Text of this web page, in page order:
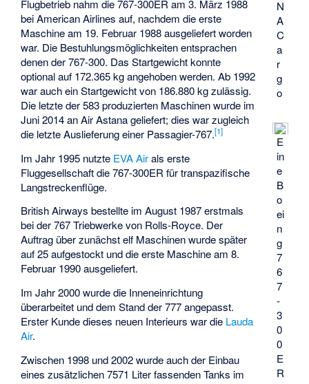
N
A
C
a
r
g
o
E
in
e
B
o
ei
n
g
7
6
7
-
3
0
0
E
R
Flugbetrieb nahm die 767-300ER am 3. März 1988
bei American Airlines auf, nachdem die erste
Maschine am 19. Februar 1988 ausgeliefert worden
war. Die Bestuhlungsmöglichkeiten entsprachen
denen der 767-300. Das Startgewicht konnte
optional auf 172.365 kg angehoben werden. Ab 1992
war auch ein Startgewicht von 186.880 kg zulässig.
Die letzte der 583 produzierten Maschinen wurde im
Juni 2014 an Air Astana geliefert; dies war zugleich
die letzte Auslieferung einer Passagier-767.[1]
Im Jahr 1995 nutzte EVA Airals erste
Fluggesellschaft die 767-300ER für transpazifische
Langstreckenflüge.
British Airways bestellte im August 1987 erstmals
bei der 767 Triebwerke von Rolls-Royce. Der
Auftrag über zunächst elf Maschinen wurde später
auf 25 aufgestockt und die erste Maschine am 8.
Februar 1990 ausgeliefert.
Im Jahr 2000 wurde die Inneneinrichtung
überarbeitet und dem Stand der 777 angepasst.
Erster Kunde dieses neuen Interieurs war die Lauda
Air.
Zwischen 1998 und 2002 wurde auch der Einbau
eines zusätzlichen 7571 Liter fassenden Tanks im